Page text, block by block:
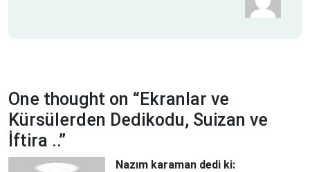
One thought on “ Ekranlar ve
Kürsülerden Dedikodu, Suizan ve
İftira ..”
Nazım karaman dedi ki: